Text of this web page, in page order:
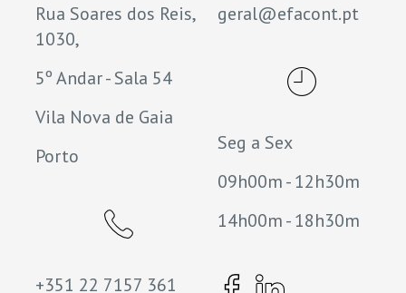
Rua Soares dos Reis,
1030,
5º Andar - Sala 54
Vila Nova de Gaia
Porto
+351 22 7157 361
geral@efacont.pt
Seg a Sex
09h00m - 12h30m
14h00m - 18h30m